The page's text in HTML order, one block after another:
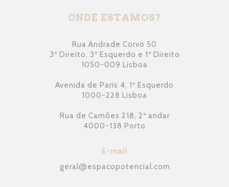
ONDE ESTAMOS?
Rua Andrade Corvo 50
3º Direito, 3º Esquerdo e 1º Direito
1050-009 Lisboa
Avenida de Paris 4, 1º Esquerdo
1000-228 Lisboa
Rua de Camões 218, 2º andar
4000-138 Porto
E-mail
geral@espacopotencial.com